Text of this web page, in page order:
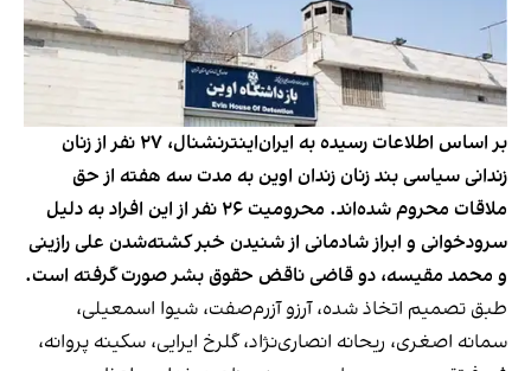
بر اساس اطلاعات رسیده به ایران‌اینترنشنال، ۲۷ نفر از زنان
زندانی سیاسی بند زنان زندان اوین به مدت سه هفته از حق
ملاقات محروم شده‌اند. محرومیت ۲۶ نفر از این افراد به دلیل
سرودخوانی و ابراز شادمانی از شنیدن خبر کشته‌شدن علی رازینی
و محمد مقیسه، دو قاضی ناقض حقوق بشر صورت گرفته است.
طبق تصمیم اتخاذ شده، آرزو آزرم‌صفت، شیوا اسمعیلی،
سمانه اصغری، ریحانه انصاری‌نژاد، گلرخ ایرایی، سکینه پروانه،